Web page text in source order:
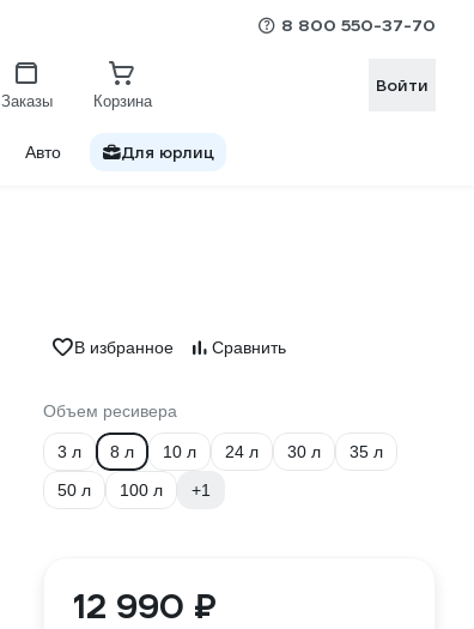
8 800 550-37-70
Заказы Корзина
Войти
Авто Для юрлиц
В избранное Сравнить
Объем ресивера
3 л 8 л 10 л 24 л 30 л
35 л
50 л
100 л +1
12 990 ₽